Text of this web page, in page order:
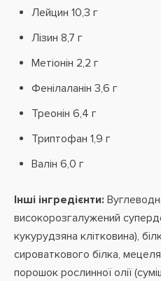
Лейцин 10,3 г
Лізин 8,7 г
Метіонін 2,2 г
Фенілаланін 3,6 г
Треонін 6,4 г
Триптофан 1,9 г
Валін 6,0 г
Інші інгредієнти:
високорозгалужений
кукурудзяна клітковина),
сироваткового білка,
порошок рослинної олії